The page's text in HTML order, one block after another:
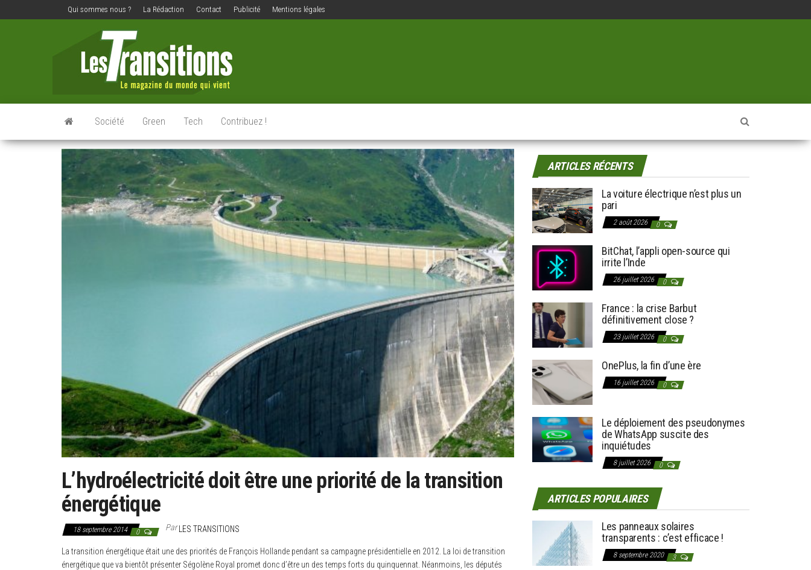
Qui sommes nous ? La Rédaction Contact Publicité Mentions légales
Société Green Tech Contribuez !
L’hydroélectricité doit être une priorité de la transition
énergétique
18 septembre 2014 0 ParLES TRANSITIONS
La transition énergétique était une des priorités de François Hollande pendant sa campagne présidentielle en 2012. La loi de transition
énergétique que va bientôt présenter Ségolène Royal promet donc d’être un des temps forts du quinquennat. Néanmoins, les députés
ARTICLES RÉCENTS
La voiture électrique n’est plus un
pari
2 août 2026 0
BitChat, l’appli open-source qui
irrite l’Inde
26 juillet 2026 0
France : la crise Barbut
définitivement close ?
23 juillet 2026 0
OnePlus, la fin d’une ère
16 juillet 2026 0
Le déploiement des pseudonymes
de WhatsApp suscite des
inquiétudes
8 juillet 2026 0
ARTICLES POPULAIRES
Les panneaux solaires
transparents : c’est efficace !
8 septembre 2020 3